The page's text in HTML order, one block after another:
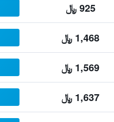
925 ﷼
1,468 ﷼
1,569 ﷼
1,637 ﷼